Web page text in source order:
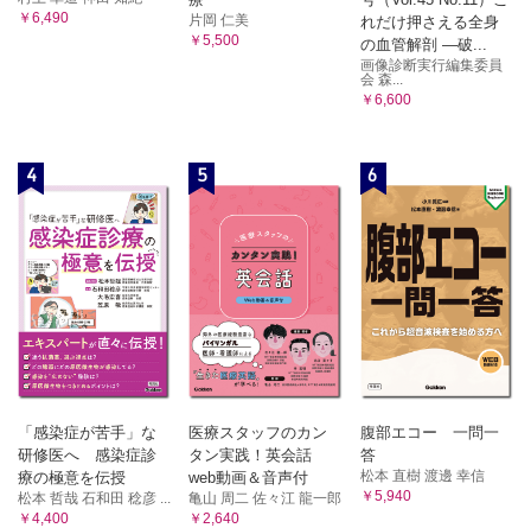
3．抗赤血球抗体（Coombs試験を中心に）
4．赤血球抵抗試験（Ham試験，赤血球浸透圧脆弱性試験）
8．好中球機能検査
③血小板
9．血小板数・形態
10．出血時間，血小板凝集能検査
11．血小板系分子マーカー（β-トロンボグロブリン，血小板
第4因子，トロンボキサン）
12．抗血小板第4因子/ヘパリン複合体抗体（HIT抗体）
13．抗血小板同種抗体，抗血小板自己抗体
④骨髄
B．造血器腫瘍の診断
15．急性白血病・骨髄異形成症候群・リンパ腫のWHO分類
16．急性白血病の遺伝子・染色体検査
17．慢性骨髄性白血病の遺伝子・染色体検査
￥6,490
片岡 仁美
￥5,500
れだけ押さえる全身
の血管解剖 ―破...
画像診断実行編集委員
会 森...
￥6,600
4
「感染症が苦手」な
研修医へ 感染症診
療の極意を伝授
松本 哲哉 石和田 稔彦 ...
￥4,400
5
医療スタッフのカン
タン実践！英会話
web動画＆音声付
亀山 周二 佐々江 龍一郎
￥2,640
6
腹部エコー 一問一
答
松本 直樹 渡邊 幸信
￥5,940